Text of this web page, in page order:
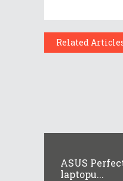
Related
ASUS
laptopu...